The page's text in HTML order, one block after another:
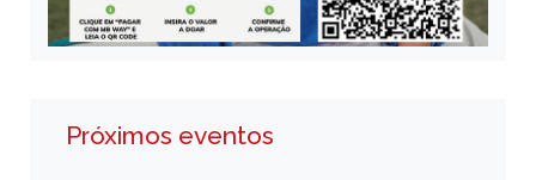
Próximos eventos